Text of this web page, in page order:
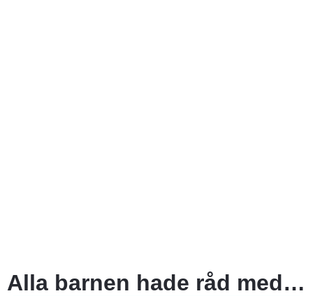
Alla barnen hade råd med godis utom Tor, han fick nöja sig med sitt snor.